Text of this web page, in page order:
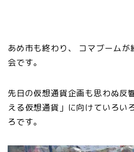
あめ市も終わり、 コマブームが
会です。
先日の仮想通貨企画も思わぬ反
える仮想通貨」に向けていろい
ろです。